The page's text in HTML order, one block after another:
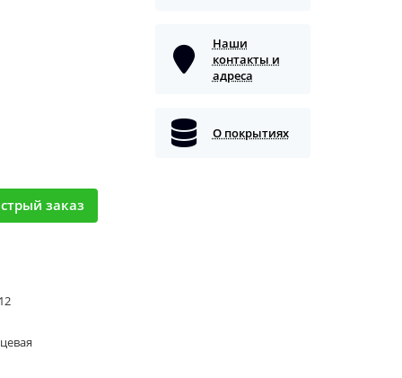
заказ
Наши
контакты и
адреса
О покрытиях